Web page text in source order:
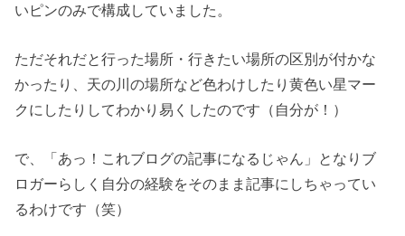
いピンのみで構成していました。
ただそれだと行った場所・行きたい場所の区別が付かな
かったり、天の川の場所など色わけしたり黄色い星マー
クにしたりしてわかり易くしたのです（自分が！）
で、「あっ！これブログの記事になるじゃん」となりブ
ロガーらしく自分の経験をそのまま記事にしちゃってい
るわけです（笑）